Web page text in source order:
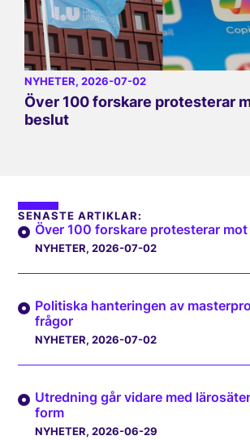
NYHETER, 2026-07-02
Över 100 forskare protesterar
beslut
SENASTE ARTIKLAR:
Över 100 forskare protesterar
NYHETER, 2026-07-02
Politiska hanteringen av
frågor
NYHETER, 2026-07-02
Utredning går vidare med
form
NYHETER, 2026-06-29